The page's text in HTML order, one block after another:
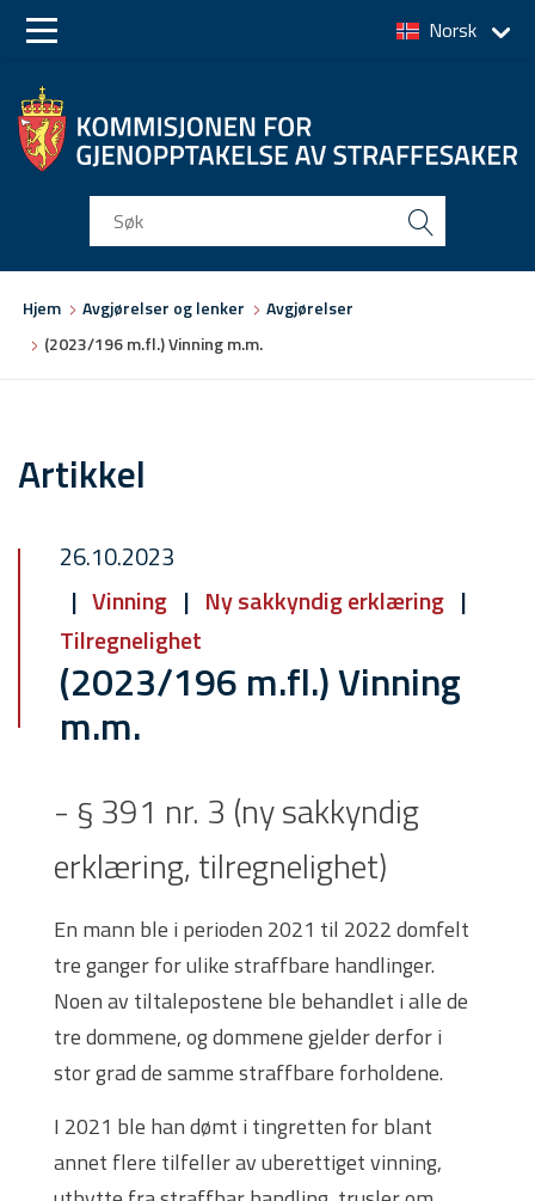
to
to
Norsk
Hjem Avgjørelser og lenker
Avgjørelser
(2023/196 m.fl.) Vinning m.m.
Artikkel
26.10.2023
Vinning
Ny sakkyndig erklæring
Tilregnelighet
(2023/196 m.fl.) Vinning
m.m.
- § 391 nr. 3 (ny sakkyndig
erklæring, tilregnelighet)
En mann ble i perioden 2021 til 2022 domfelt
tre ganger for ulike straffbare handlinger.
Noen av tiltalepostene ble behandlet i alle de
tre dommene, og dommene gjelder derfor i
stor grad de samme straffbare forholdene.
I 2021 ble han dømt i tingretten for blant
annet flere tilfeller av uberettiget vinning,